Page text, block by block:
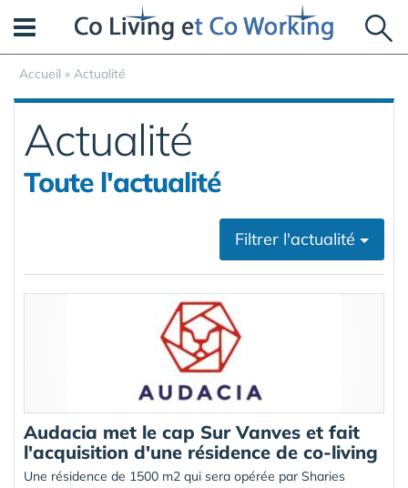
Accueil » Actualité
Actualité
Toute l'actualité
Filtrer l'actualité
Audacia met le cap Sur Vanves et fait
l'acquisition d'une résidence de co-living
Une résidence de 1500 m2 qui sera opérée par Sharies
Panneau de gestion des cookies